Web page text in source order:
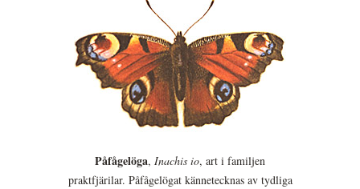
Påfågelöga, Inachis io, art i familjen
praktfjärilar. Påfågelögat kännetecknas av tydliga